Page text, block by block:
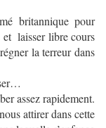
britannique pour
et laisser libre cours
la terreur dans
assez rapidement.
attirer dans cette